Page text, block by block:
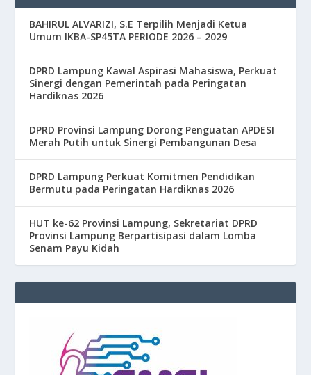
BAHIRUL ALVARIZI, S.E Terpilih Menjadi Ketua
Umum IKBA-SP45TA PERIODE 2026 – 2029
DPRD Lampung Kawal Aspirasi Mahasiswa, Perkuat
Sinergi dengan Pemerintah pada Peringatan
Hardiknas 2026
DPRD Provinsi Lampung Dorong Penguatan APDESI
Merah Putih untuk Sinergi Pembangunan Desa
DPRD Lampung Perkuat Komitmen Pendidikan
Bermutu pada Peringatan Hardiknas 2026
HUT ke-62 Provinsi Lampung, Sekretariat DPRD
Provinsi Lampung Berpartisipasi dalam Lomba
Senam Payu Kidah